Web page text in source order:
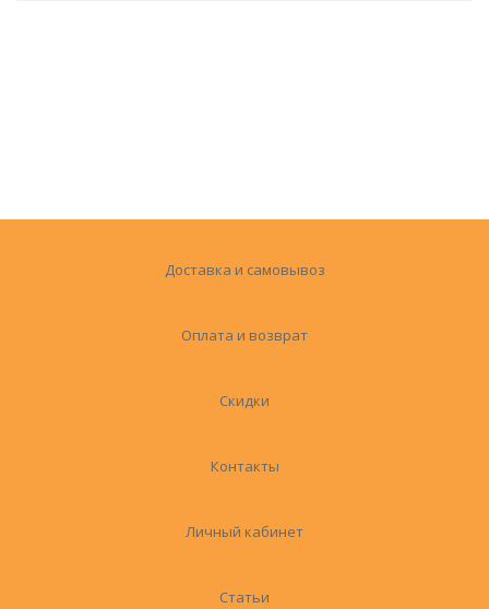
Доставка и самовывоз
Оплата и возврат
Скидки
Контакты
Личный кабинет
Статьи